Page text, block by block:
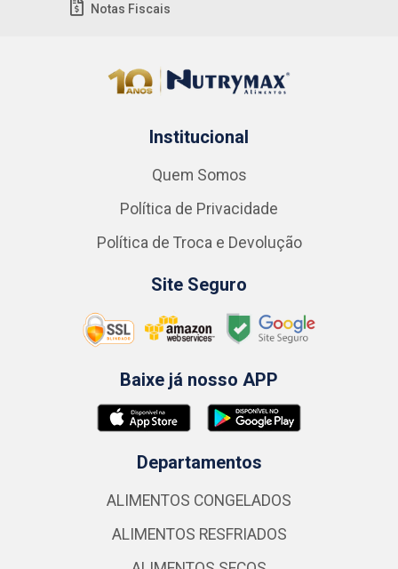
Notas Fiscais
Institucional
Quem Somos
Política de Privacidade
Política de Troca e Devolução
Site Seguro
Baixe já nosso APP
Departamentos
ALIMENTOS CONGELADOS
ALIMENTOS RESFRIADOS